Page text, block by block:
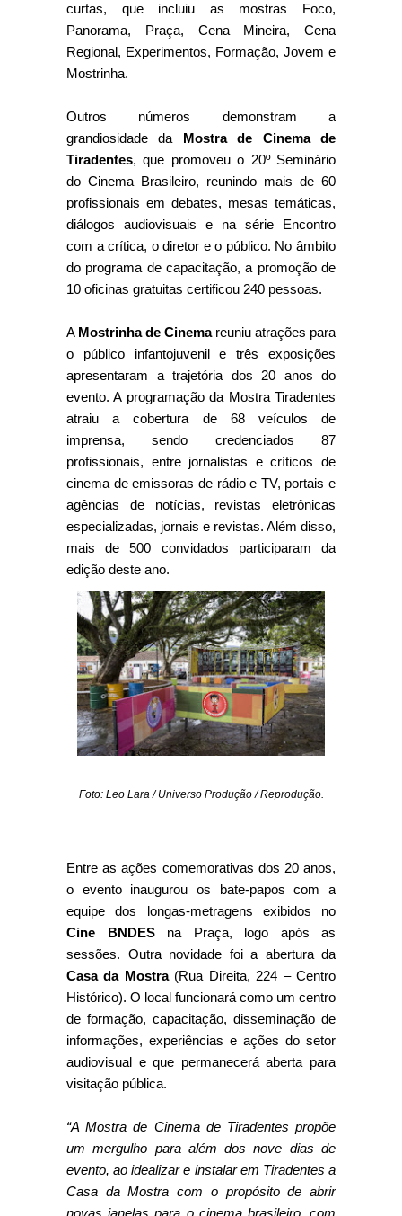
curtas, que incluiu as mostras Foco,
Panorama, Praça, Cena Mineira, Cena
Regional, Experimentos, Formação, Jovem e
Mostrinha.
Outros números demonstram a
grandiosidade da Mostra de Cinema de
Tiradentes, que promoveu o 20º Seminário
do Cinema Brasileiro, reunindo mais de 60
profissionais em debates, mesas temáticas,
diálogos audiovisuais e na série Encontro
com a crítica, o diretor e o público. No âmbito
do programa de capacitação, a promoção de
10 oficinas gratuitas certificou 240 pessoas.
A Mostrinha de Cinemareuniu atrações para
o público infantojuvenil e três exposições
apresentaram a trajetória dos 20 anos do
evento. A programação da Mostra Tiradentes
atraiu a cobertura de 68 veículos de
imprensa, sendo credenciados 87
profissionais, entre jornalistas e críticos de
cinema de emissoras de rádio e TV, portais e
agências de notícias, revistas eletrônicas
especializadas, jornais e revistas. Além disso,
mais de 500 convidados participaram da
edição deste ano.
Foto: Leo Lara / Universo Produção / Reprodução.
Entre as ações comemorativas dos 20 anos,
o evento inaugurou os bate-papos com a
equipe dos longas-metragens exibidos no
Cine BNDESna Praça, logo após as
sessões. Outra novidade foi a abertura da
Casa da Mostra(Rua Direita, 224 – Centro
Histórico). O local funcionará como um centro
de formação, capacitação, disseminação de
informações, experiências e ações do setor
audiovisual e que permanecerá aberta para
visitação pública.
“A Mostra de Cinema de Tiradentes propõe
um mergulho para além dos nove dias de
evento, ao idealizar e instalar em Tiradentes a
Casa da Mostra com o propósito de abrir
novas janelas para o cinema brasileiro, com